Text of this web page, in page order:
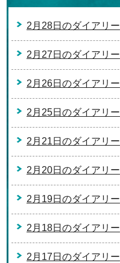
2月28日のダイアリー
2月27日のダイアリー
2月26日のダイアリー
2月25日のダイアリー
2月21日のダイアリー
2月20日のダイアリー
2月19日のダイアリー
2月18日のダイアリー
2月17日のダイアリー